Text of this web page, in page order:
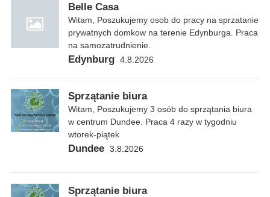
Belle Casa
Witam, Poszukujemy osob do pracy na sprzatanie
prywatnych domkow na terenie Edynburga. Praca
na samozatrudnienie.
Edynburg 4.8.2026
Sprzątanie biura
Witam, Poszukujemy 3 osób do sprzątania biura
w centrum Dundee. Praca 4 razy w tygodniu
wtorek-piątek
Dundee 3.8.2026
Sprzątanie biura